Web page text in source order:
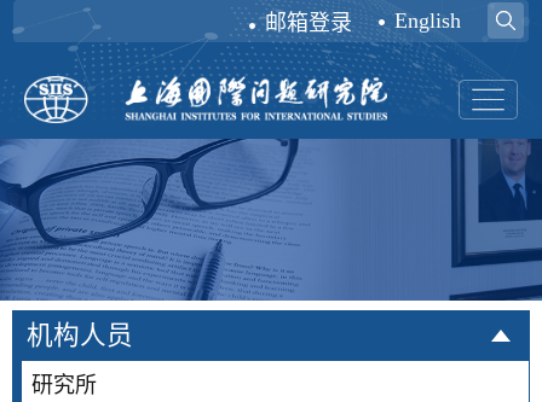
邮箱登录 English
机构人员
研究所